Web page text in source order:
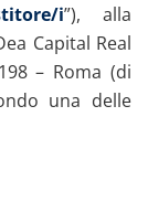
i”), alla
Capital Real
– Roma (di
una delle